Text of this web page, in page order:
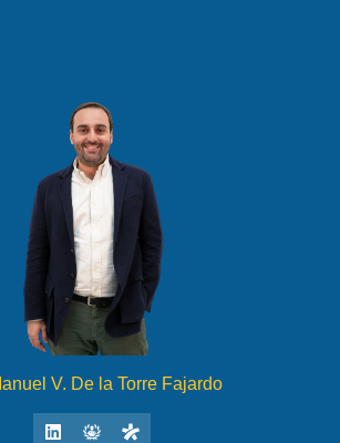
V. De la Torre Fajardo